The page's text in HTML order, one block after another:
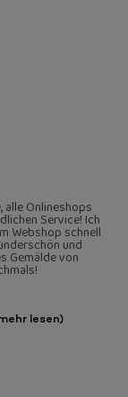
alle Onlineshops
Service! Ich
Webshop schnell
und
Gemälde von
lesen)